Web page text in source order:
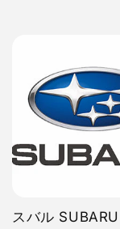
スバル SUBARU